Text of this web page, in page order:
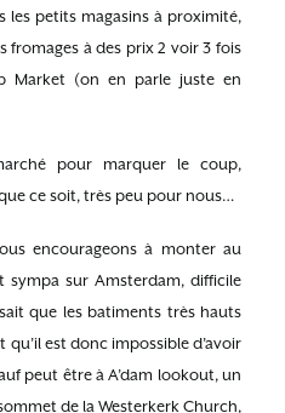
les petits magasins à proximité,
à des prix 2 voir 3 fois
Market (on en parle juste en
pour marquer le coup,
ce soit, très peu pour nous…
encourageons à monter au
sur Amsterdam, difficile
que les batiments très hauts
est donc impossible d’avoir
peut être à A’dam lookout, un
de la Westerkerk Church,